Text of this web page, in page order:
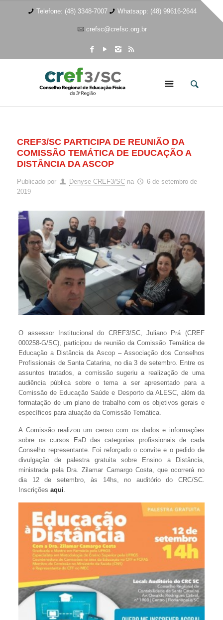
Telefone: (48) 3348-7007 Whatsapp: (48) 99616-2644
crefsc@crefsc.org.br
CREF3/SC PARTICIPA DE REUNIÃO DA
COMISSÃO TEMÁTICA DE EDUCAÇÃO A
DISTÂNCIA DA ASCOP
Publicado por Denyse CREF3/SC na
6 de setembro de
2019
O assessor Institucional do CREF3/SC, Juliano Prá (CREF
000258-G/SC), participou de reunião da Comissão Temática de
Educação a Distância da Ascop – Associação dos Conselhos
Profissionais de Santa Catarina, no dia 3 de setembro. Entre os
assuntos tratados, a comissão sugeriu a realização de uma
audiência pública sobre o tema a ser apresentado para a
Comissão de Educação Saúde e Desporto da ALESC, além da
formatação de um plano de trabalho com os objetivos gerais e
específicos para atuação da Comissão Temática.
A Comissão realizou um censo com os dados e informações
sobre os cursos EaD das categorias profissionais de cada
Conselho representante. Foi reforçado o convite e o pedido de
divulgação de palestra gratuita sobre Ensino a Distância,
ministrada pela Dra. Zilamar Camargo Costa, que ocorrerá no
dia 12 de setembro, às 14hs, no auditório do CRC/SC.
Inscriçõesaqui.